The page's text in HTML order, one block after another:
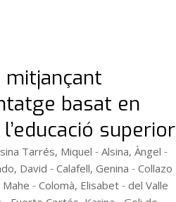
mitjançant
basat en
superior
Tarrés, Miquel - Alsina, Àngel -
David - Calafell, Genina - Collazo
- Colomà, Elisabet - del Valle